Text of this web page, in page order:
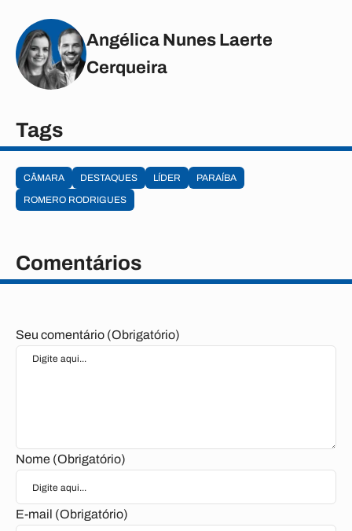
Angélica Nunes Laerte
Cerqueira
Tags
CÂMARA DESTAQUES LÍDER
PARAÍBA
ROMERO RODRIGUES
Comentários
Seu comentário (Obrigatório)
Nome (Obrigatório)
E-mail (Obrigatório)